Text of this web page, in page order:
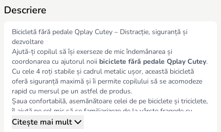
Descriere
Bicicletă fără pedale Qplay Cutey – Distracție, siguranță și
dezvoltare
Ajută-ți copilul să își exerseze de mic îndemânarea și
coordonarea cu ajutorul noii biciclete fără pedale Qplay Cutey.
Cu cele 4 roți stabile și cadrul metalic ușor, această bicicletă
oferă siguranță maximă și îi permite copilului să se acomodeze
rapid cu mersul pe un astfel de produs.
Șaua confortabilă, asemănătoare celei de pe biciclete și triciclete,
îl ajută pe cel mic să se familiarizeze de la vârste fragede cu
echipamentele esențiale pentru aventurile în aer liber.
Citește mai mult